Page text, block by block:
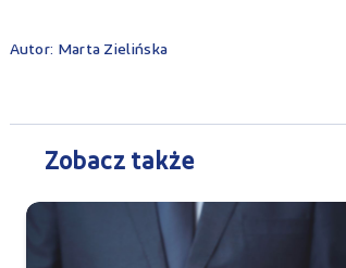
Autor: Marta Zielińska
Zobacz także